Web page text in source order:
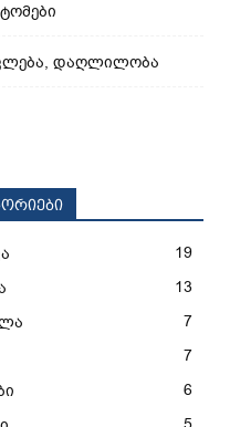
დაღლილობა
19
13
7
7
6